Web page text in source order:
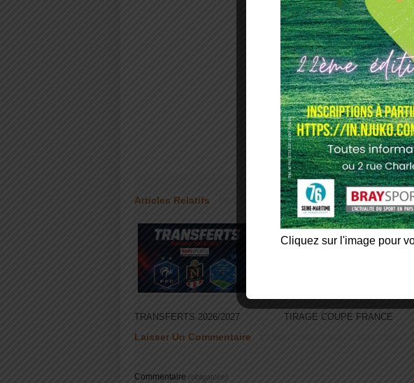
Articles Relatifs
TRANSFERTS 2026/2027 TIRAGE COUPE FRANCE
Laisser Un Commentaire
Commentaire (obligatoire)
Cliquez sur l'image pour